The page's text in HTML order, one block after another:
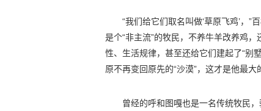
“我们给它们取名叫做‘草原飞鸡’，
是个“非主流”的牧民，不养牛羊改养鸡
性、生活规律，甚至还给它们建起了“别
原不再变回原先的“沙漠”，这才是他最大
曾经的呼和图嘎也是一名传统牧民